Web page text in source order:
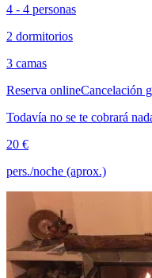
4 - 4 personas
2 dormitorios
3 camas
Reserva onlineCancelación
Todavía no se te cobrará
20 €
pers./noche (aprox.)